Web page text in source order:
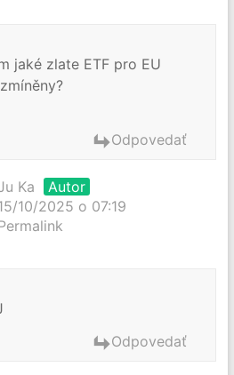
jaké zlate ETF pro EU
Odpovedať
Ka
Autor
10/2025 o 07:19
Odpovedať